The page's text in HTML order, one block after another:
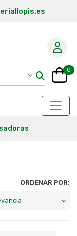
0
ORDENAR POR: